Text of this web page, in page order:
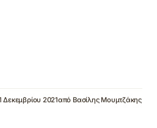
Δεκεμβρίου 2021από Βασίλης Μουμτζάκης